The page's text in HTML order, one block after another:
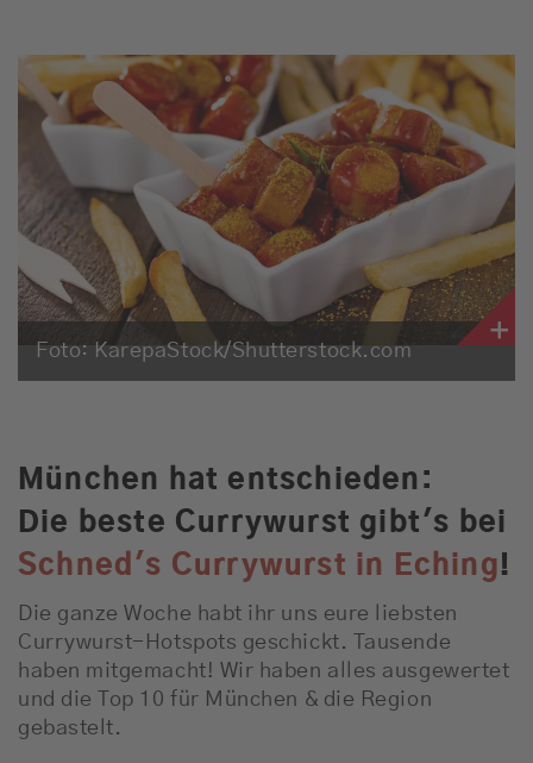
Sendungen
Empfang
Webradio
Moderatoren
Team
Werbung
Musik
Foto: KarepaStock/Shutterstock.com
München hat entschieden:
Die beste Currywurst gibt's bei
Schned's Currywurst in Eching!
Die ganze Woche habt ihr uns eure liebsten
Currywurst-Hotspots geschickt. Tausende
haben mitgemacht! Wir haben alles ausgewertet
und die Top 10 für München & die Region
gebastelt.